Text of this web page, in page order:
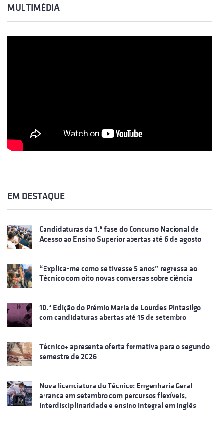
MULTIMÉDIA
EM DESTAQUE
Candidaturas da 1.ª fase do Concurso Nacional de
Acesso ao Ensino Superior abertas até 6 de agosto
“Explica-me como se tivesse 5 anos” regressa ao
Técnico com oito novas conversas sobre ciência
10.ª Edição do Prémio Maria de Lourdes Pintasilgo
com candidaturas abertas até 15 de setembro
Técnico+ apresenta oferta formativa para o segundo
semestre de 2026
Nova licenciatura do Técnico: Engenharia Geral
arranca em setembro com percursos flexíveis,
interdisciplinaridade e ensino integral em inglês